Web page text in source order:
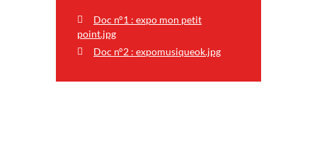
Doc n°1 : expo mon petit
point.jpg
Doc n°2 : expomusiqueok.jpg